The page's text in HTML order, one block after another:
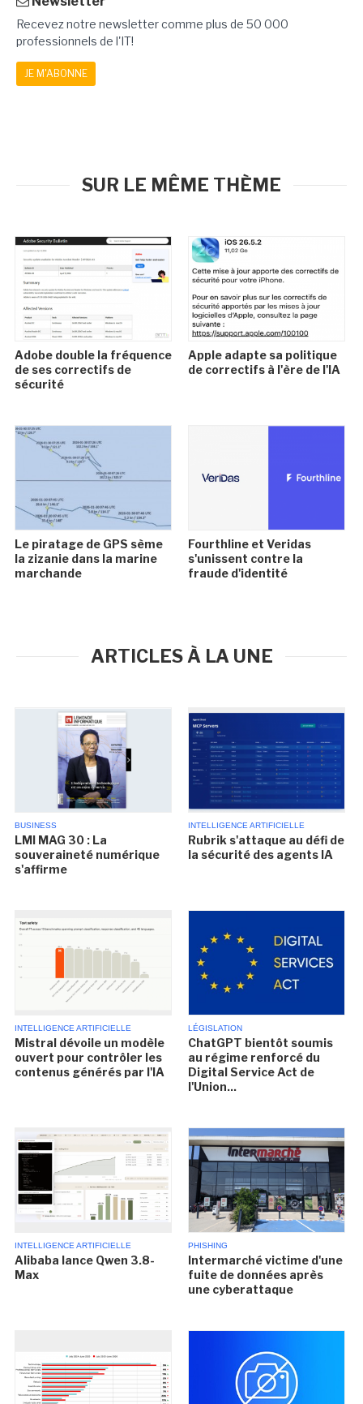
Recevez notre newsletter comme plus de 50 000
professionnels de l'IT!
JE M'ABONNE
SUR LE MÊME THÈME
Adobe double la fréquence
de ses correctifs de
sécurité
Apple adapte sa politique
de correctifs à l'ère de l'IA
Le piratage de GPS sème
la zizanie dans la marine
marchande
Fourthline et Veridas
s'unissent contre la
fraude d'identité
ARTICLES À LA UNE
BUSINESS
LMI MAG 30 : La
souveraineté numérique
s'affirme
INTELLIGENCE ARTIFICIELLE
Rubrik s'attaque au défi de
la sécurité des agents IA
INTELLIGENCE ARTIFICIELLE
Mistral dévoile un modèle
ouvert pour contrôler les
contenus générés par l'IA
LÉGISLATION
ChatGPT bientôt soumis
au régime renforcé du
Digital Service Act de
l'Union...
INTELLIGENCE ARTIFICIELLE
Alibaba lance Qwen 3.8-
Max
PHISHING
Intermarché victime d'une
fuite de données après
une cyberattaque